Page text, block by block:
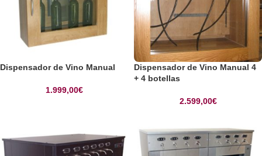
Dispensador de Vino Manual
1.999,00€
Dispensador de Vino Manual 4
+ 4 botellas
2.599,00€